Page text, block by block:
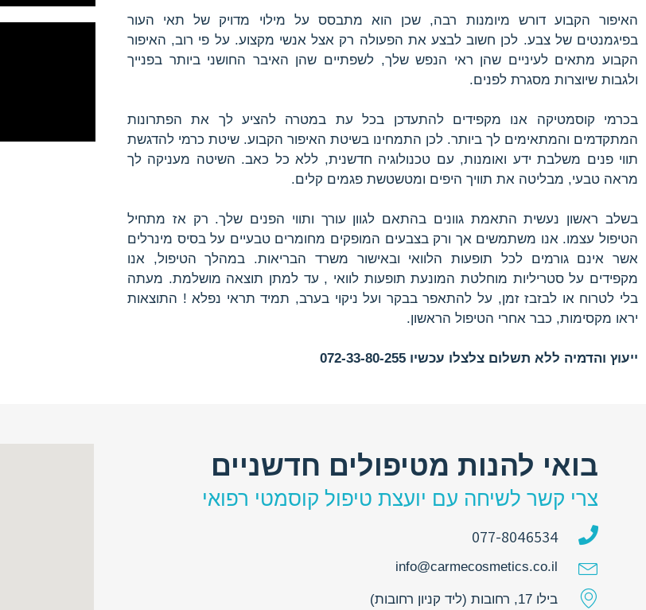
האיפור הקבוע דורש מיומנות רבה, שכן הוא מתבסס על מילוי מדויק של תאי העור
בפיגמנטים של צבע. לכן חשוב לבצע את הפעולה רק אצל אנשי מקצוע. על פי רוב, האיפור
הקבוע מתאים לעיניים שהן ראי הנפש שלך, לשפתיים שהן האיבר החושני ביותר בפנייך
ולגבות שיוצרות מסגרת לפנים.
בכרמי קוסמטיקה אנו מקפידים להתעדכן בכל עת במטרה להציע לך את הפתרונות
המתקדמים והמתאימים לך ביותר. לכן התמחינו בשיטת האיפור הקבוע. שיטת כרמי להדגשת
תווי פנים משלבת ידע ואומנות, עם טכנולוגיה חדשנית, ללא כל כאב. השיטה מעניקה לך
מראה טבעי, מבליטה את תוויך היפים ומטשטשת פגמים קלים.
בשלב ראשון נעשית התאמת גוונים בהתאם לגוון עורך ותווי הפנים שלך. רק אז מתחיל
הטיפול עצמו. אנו משתמשים אך ורק בצבעים המופקים מחומרים טבעיים על בסיס מינרלים
אשר אינם גורמים לכל תופעות הלוואי ובאישור משרד הבריאות. במהלך הטיפול, אנו
מקפידים על סטריליות מוחלטת המונעת תופעות לוואי , עד למתן תוצאה מושלמת. מעתה
בלי לטרוח או לבזבז זמן, על להתאפר בבקר ועל ניקוי בערב, תמיד תראי נפלא ! התוצאות
יראו מקסימות, כבר אחרי הטיפול הראשון.
ייעוץ והדמיה ללא תשלום צלצלו עכשיו 072-33-80-255
בואי להנות מטיפולים חדשניים
צרי קשר לשיחה עם יועצת טיפול קוסמטי רפואי
077-8046534
info@carmecosmetics.co.il
בילו 17, רחובות (ליד קניון רחובות)